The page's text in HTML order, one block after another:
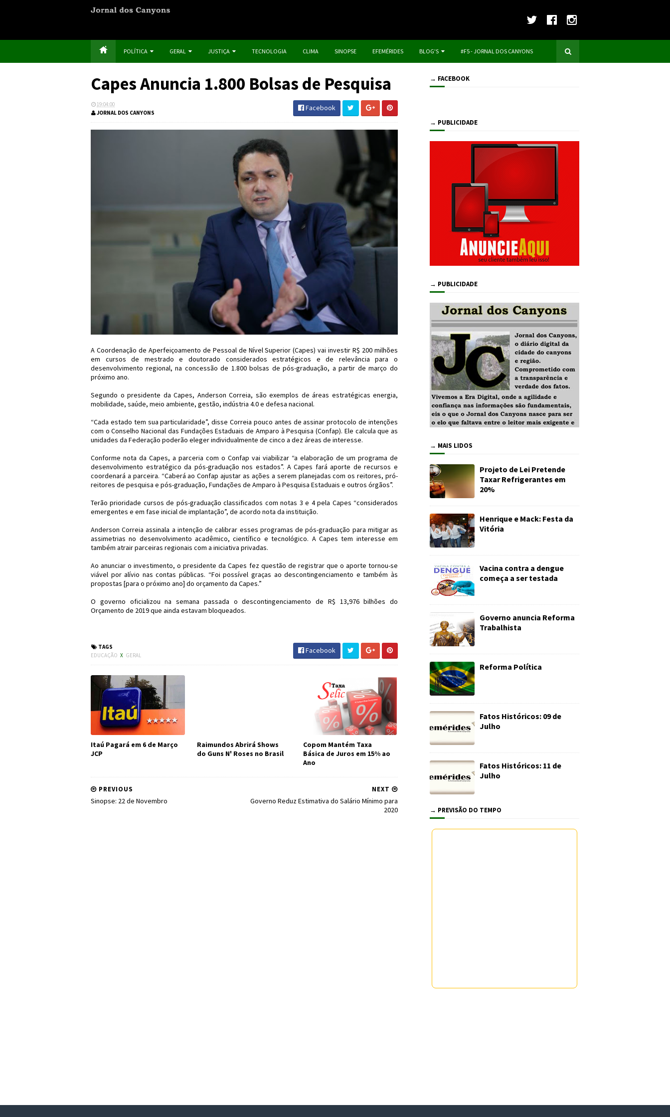
POLÍTICA GERAL JUSTIÇA TECNOLOGIA CLIMA SINOPSE EFEMÉRIDES BLOG'S #F5 - JORNAL DOS CANYONS
Capes Anuncia 1.800 Bolsas de Pesquisa
19:04:00
JORNAL DOS CANYONS
Facebook
A Coordenação de Aperfeiçoamento de Pessoal de Nível Superior (Capes) vai investir R$ 200 milhões
em cursos de mestrado e doutorado considerados estratégicos e de relevância para o
desenvolvimento regional, na concessão de 1.800 bolsas de pós-graduação, a partir de março do
próximo ano.
Segundo o presidente da Capes, Anderson Correia, são exemplos de áreas estratégicas energia,
mobilidade, saúde, meio ambiente, gestão, indústria 4.0 e defesa nacional.
“Cada estado tem sua particularidade”, disse Correia pouco antes de assinar protocolo de intenções
com o Conselho Nacional das Fundações Estaduais de Amparo à Pesquisa (Confap). Ele calcula que as
unidades da Federação poderão eleger individualmente de cinco a dez áreas de interesse.
Conforme nota da Capes, a parceria com o Confap vai viabilizar “a elaboração de um programa de
desenvolvimento estratégico da pós-graduação nos estados”. A Capes fará aporte de recursos e
coordenará a parceira. “Caberá ao Confap ajustar as ações a serem planejadas com os reitores, pró-
reitores de pesquisa e pós-graduação, Fundações de Amparo à Pesquisa Estaduais e outros órgãos”.
Terão prioridade cursos de pós-graduação classificados com notas 3 e 4 pela Capes “considerados
emergentes e em fase inicial de implantação”, de acordo nota da instituição.
Anderson Correia assinala a intenção de calibrar esses programas de pós-graduação para mitigar as
assimetrias no desenvolvimento acadêmico, científico e tecnológico. A Capes tem interesse em
também atrair parceiras regionais com a iniciativa privadas.
Ao anunciar o investimento, o presidente da Capes fez questão de registrar que o aporte tornou-se
viável por alívio nas contas públicas. “Foi possível graças ao descontingenciamento e também às
propostas [para o próximo ano] do orçamento da Capes.”
O governo oficializou na semana passada o descontingenciamento de R$ 13,976 bilhões do
Orçamento de 2019 que ainda estavam bloqueados.
TAGS
EDUCAÇÃO X GERAL
Facebook
Itaú Pagará em 6 de Março
JCP
Raimundos Abrirá Shows
do Guns N' Roses no Brasil
Copom Mantém Taxa
Básica de Juros em 15% ao
Ano
NEXT
Governo Reduz Estimativa do Salário Mínimo para
2020
PREVIOUS
Sinopse: 22 de Novembro
→ FACEBOOK
→ PUBLICIDADE
→ PUBLICIDADE
→ MAIS LIDOS
Projeto de Lei Pretende
Taxar Refrigerantes em
20%
Henrique e Mack: Festa da
Vitória
Vacina contra a dengue
começa a ser testada
Governo anuncia Reforma
Trabalhista
Reforma Política
Fatos Históricos: 09 de
Julho
Fatos Históricos: 11 de
Julho
→ PREVISÃO DO TEMPO